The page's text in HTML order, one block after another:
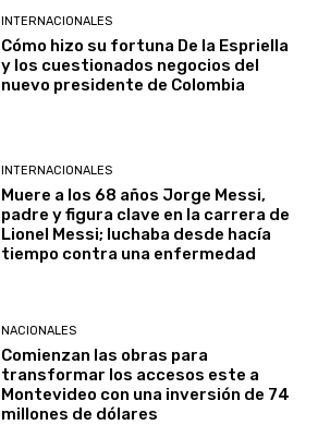
INTERNACIONALES
Cómo hizo su fortuna De la Espriella
y los cuestionados negocios del
nuevo presidente de Colombia
INTERNACIONALES
Muere a los 68 años Jorge Messi,
padre y figura clave en la carrera de
Lionel Messi; luchaba desde hacía
tiempo contra una enfermedad
NACIONALES
Comienzan las obras para
transformar los accesos este a
Montevideo con una inversión de 74
millones de dólares